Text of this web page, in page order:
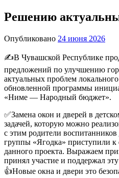
Решению
Опубликовано 24 июня 2026
✍️В Чувашской Республике
предложений по улучшению
актуальных проблем
обновленной программы
«Ниме — Народный бюджет».
✅Замена окон и дверей в
задачей, которую можно
с этим родители
группы «Ягодка» приступили
данного проекта. Выражаем
принял участие и поддержал
👍Новые окна и двери это